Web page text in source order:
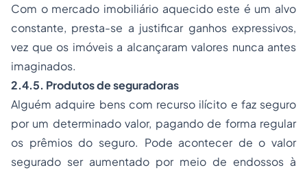
Com o mercado imobiliário aquecido este é um alvo
constante, presta-se a justificar ganhos expressivos,
vez que os imóveis a alcançaram valores nunca antes
imaginados.
2.4.5. Produtos de seguradoras
Alguém adquire bens com recurso ilícito e faz seguro
por um determinado valor, pagando de forma regular
os prêmios do seguro. Pode acontecer de o valor
segurado ser aumentado por meio de endossos à